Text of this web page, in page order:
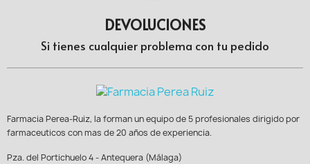
DEVOLUCIONES
Si tienes cualquier problema con tu pedido
Farmacia Perea-Ruiz, la forman un equipo de 5 profesionales dirigido por
farmaceuticos con mas de 20 años de experiencia.
Pza. del Portichuelo 4 - Antequera (Málaga)